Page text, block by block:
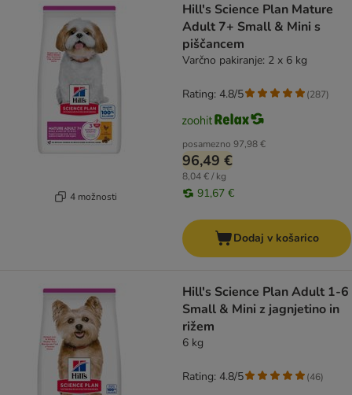
4 možnosti
Hill's Science Plan Mature
Adult 7+ Small & Mini s
piščancem
Varčno pakiranje: 2 x 6 kg
posamezno 97,98 €
96,49 €
8,04 € / kg
91,67 €
Rating: 4.8/5 (287)
Dodaj v košarico
Hill's Science Plan Adult 1-6
Small & Mini z jagnjetino in
rižem
6 kg
Rating: 4.8/5 (46)